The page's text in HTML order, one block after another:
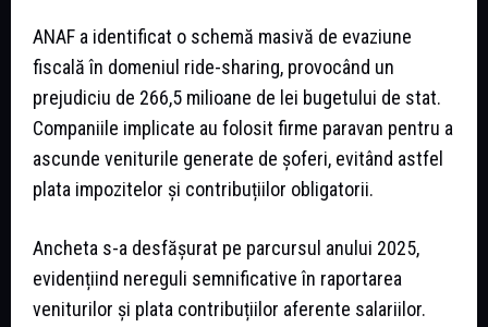
ANAF a identificat o schemă masivă de evaziune
fiscală în domeniul ride-sharing, provocând un
prejudiciu de 266,5 milioane de lei bugetului de stat.
Companiile implicate au folosit firme paravan pentru a
ascunde veniturile generate de șoferi, evitând astfel
plata impozitelor și contribuțiilor obligatorii.
Ancheta s-a desfășurat pe parcursul anului 2025,
evidențiind nereguli semnificative în raportarea
veniturilor și plata contribuțiilor aferente salariilor.